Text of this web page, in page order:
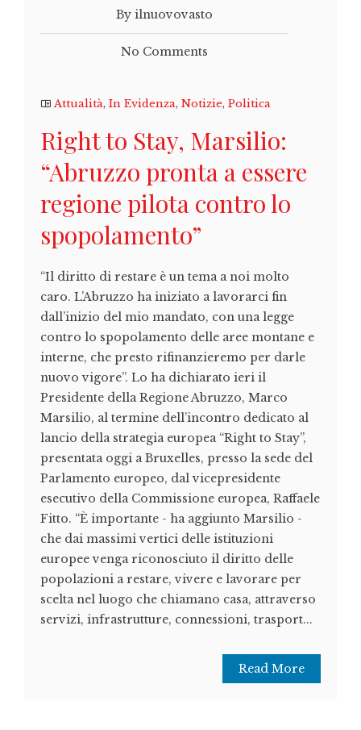
By ilnuovovasto
No Comments
Attualità, In Evidenza, Notizie, Politica
Right to Stay, Marsilio:
“Abruzzo pronta a essere
regione pilota contro lo
spopolamento”
“Il diritto di restare è un tema a noi molto
caro. L’Abruzzo ha iniziato a lavorarci fin
dall’inizio del mio mandato, con una legge
contro lo spopolamento delle aree montane e
interne, che presto rifinanzieremo per darle
nuovo vigore”. Lo ha dichiarato ieri il
Presidente della Regione Abruzzo, Marco
Marsilio, al termine dell’incontro dedicato al
lancio della strategia europea “Right to Stay”,
presentata oggi a Bruxelles, presso la sede del
Parlamento europeo, dal vicepresidente
esecutivo della Commissione europea, Raffaele
Fitto. “È importante - ha aggiunto Marsilio -
che dai massimi vertici delle istituzioni
europee venga riconosciuto il diritto delle
popolazioni a restare, vivere e lavorare per
scelta nel luogo che chiamano casa, attraverso
servizi, infrastrutture, connessioni, trasport...
Read More